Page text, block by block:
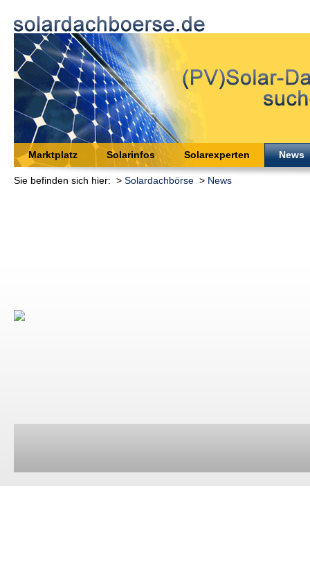
Marktplatz Solarinfos Solarexperten News
Sie befinden sich hier: > Solardachbörse > News